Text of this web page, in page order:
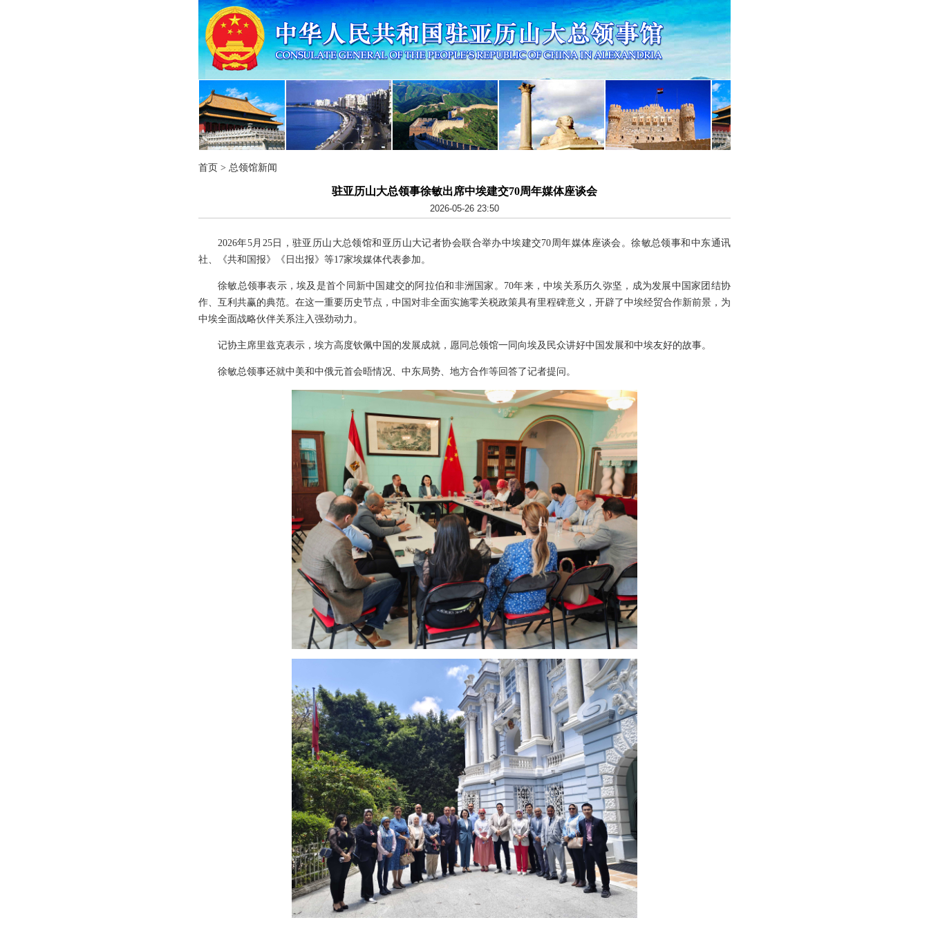
首页 > 总领馆新闻
驻亚历山大总领事徐敏出席中埃建交70周年媒体座谈会
2026-05-26 23:50
2026年5月25日，驻亚历山大总领馆和亚历山大记者协会联合举办中埃建交70周年媒体座谈会。徐敏总领事和中东通讯
社、《共和国报》《日出报》等17家埃媒体代表参加。
徐敏总领事表示，埃及是首个同新中国建交的阿拉伯和非洲国家。70年来，中埃关系历久弥坚，成为发展中国家团结协
作、互利共赢的典范。在这一重要历史节点，中国对非全面实施零关税政策具有里程碑意义，开辟了中埃经贸合作新前景，为
中埃全面战略伙伴关系注入强劲动力。
记协主席里兹克表示，埃方高度钦佩中国的发展成就，愿同总领馆一同向埃及民众讲好中国发展和中埃友好的故事。
徐敏总领事还就中美和中俄元首会晤情况、中东局势、地方合作等回答了记者提问。